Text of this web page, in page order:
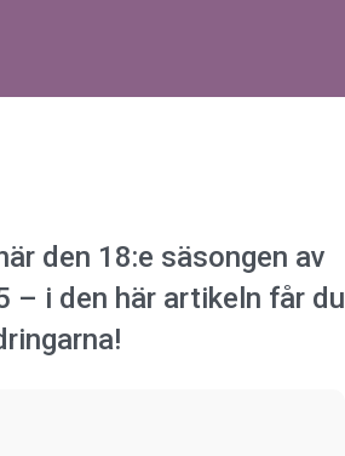
den 18:e säsongen av
– i den här artikeln får du